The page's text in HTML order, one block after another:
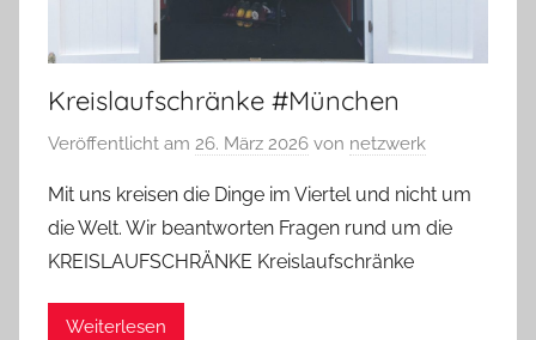
Kreislaufschränke #München
Veröffentlicht am 26. März 2026 von netzwerk
Mit uns kreisen die Dinge im Viertel und nicht um
die Welt. Wir beantworten Fragen rund um die
KREISLAUFSCHRÄNKE Kreislaufschränke
Weiterlesen